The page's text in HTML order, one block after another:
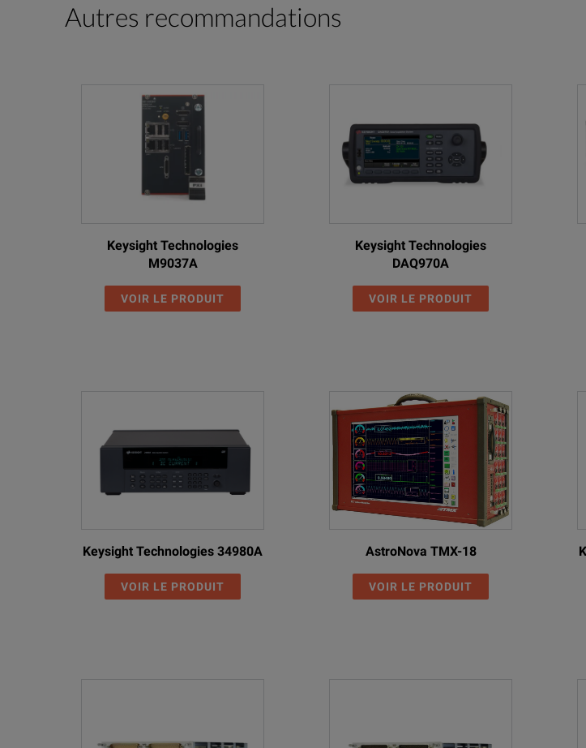
Autres recommandations
Keysight Technologies
M9037A
VOIR LE PRODUIT
Keysight Technologies
DAQ970A
VOIR LE PRODUIT
Keysight Technologies 34980A
VOIR LE PRODUIT
AstroNova TMX-18
VOIR LE PRODUIT